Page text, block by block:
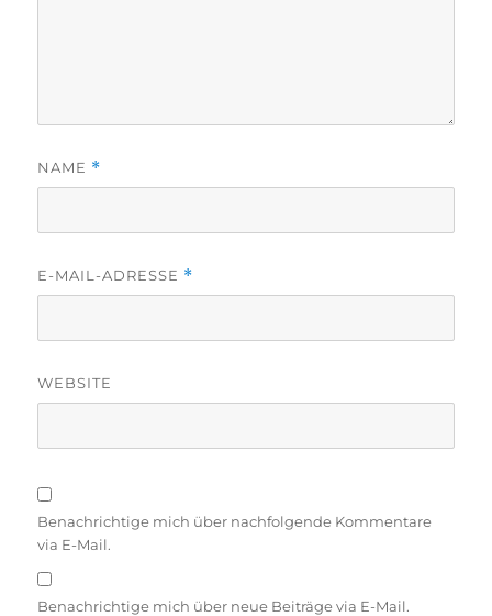
NAME *
E-MAIL-ADRESSE *
WEBSITE
Benachrichtige mich über nachfolgende Kommentare
via E-Mail.
Benachrichtige mich über neue Beiträge via E-Mail.